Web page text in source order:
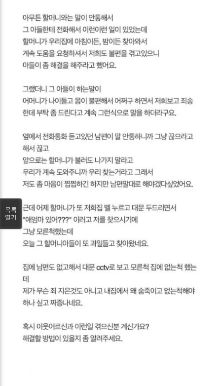
목록
열기